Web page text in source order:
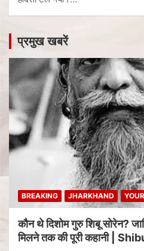
प्रमुख खबरें
BREAKING JHARKHAND
कौन थे दिशोम गुरु शिबू सोरेन?
मिलने तक की पूरी कहानी |